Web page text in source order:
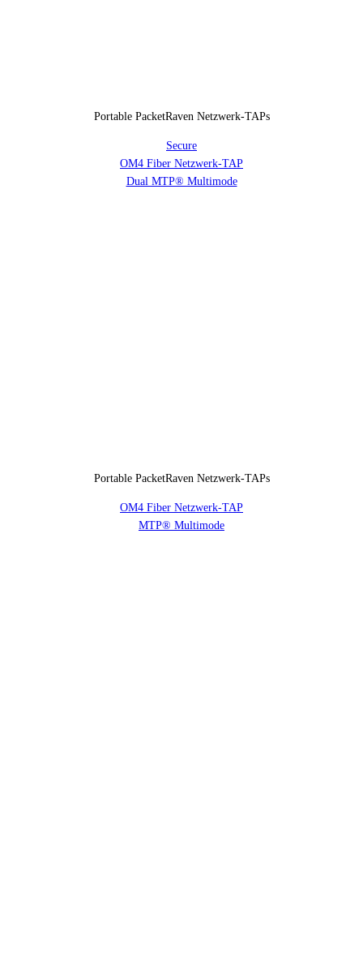
Portable PacketRaven Netzwerk-TAPs
Secure
OM4 Fiber Netzwerk-TAP
Dual MTP® Multimode
Portable PacketRaven Netzwerk-TAPs
OM4 Fiber Netzwerk-TAP
MTP® Multimode